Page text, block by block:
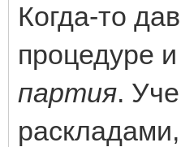
Когда-то
процедуре
партия.